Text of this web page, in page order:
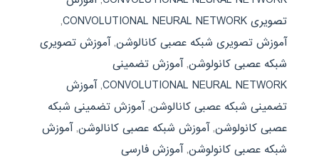
تصویری CONVOLUTIONAL NEURAL NETWORK
,
آموزش تصویری شبکه عصبی کانالوشن,آموزش تصویری
شبکه عصبی کانولوشن,آموزش تضمینی
CONVOLUTIONAL NEURAL NETWORK
,آموزش
تضمینی شبکه عصبی کانالوشن,آموزش تضمینی شبکه
عصبی کانولوشن,آموزش شبکه عصبی کانالوشن,آموزش
شبکه عصبی کانولوشن,آموزش فارسی